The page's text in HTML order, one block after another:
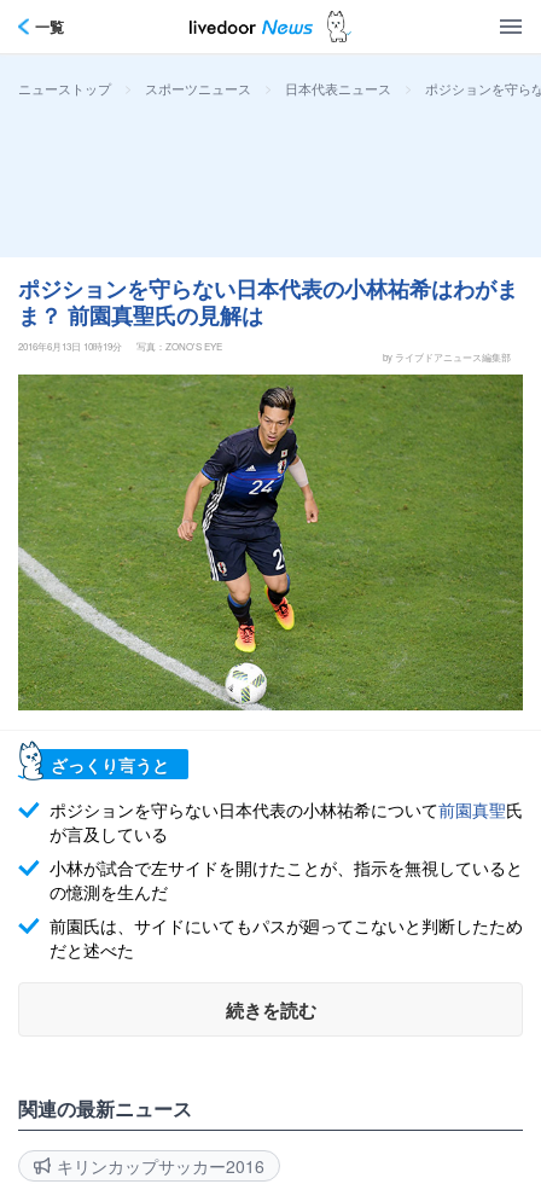
一覧
ニューストップ > スポーツニュース > 日本代表ニュース > ポジションを守ら
ポジションを守らない日本代表の小林祐希はわがま
ま？ 前園真聖氏の見解は
2016年6月13日 10時19分
写真：ZONO'S EYE
by ライブドアニュース編集部
ざっくり言うと
ポジションを守らない日本代表の小林祐希について前園真聖氏
が言及している
小林が試合で左サイドを開けたことが、指示を無視していると
の憶測を生んだ
前園氏は、サイドにいてもパスが廻ってこないと判断したため
だと述べた
続きを読む
関連の最新ニュース
キリンカップサッカー2016